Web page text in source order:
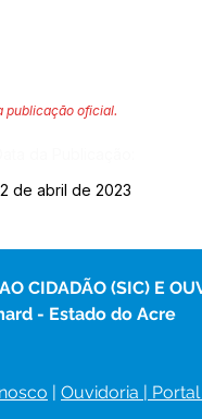
publicação oficial.
de abril de 2023
CIDADÃO (SIC) E
- Estado do Acre
| Ouvidoria |